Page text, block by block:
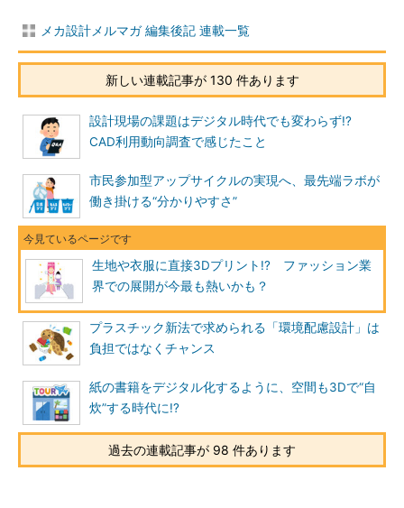
メカ設計メルマガ 編集後記 連載一覧
新しい連載記事が 130 件あります
設計現場の課題はデジタル時代でも変わらず!?
CAD利用動向調査で感じたこと
市民参加型アップサイクルの実現へ、最先端ラボが
働き掛ける“分かりやすさ”
生地や衣服に直接3Dプリント!? ファッション業
界での展開が今最も熱いかも？
プラスチック新法で求められる「環境配慮設計」は
負担ではなくチャンス
紙の書籍をデジタル化するように、空間も3Dで“自
炊”する時代に!?
過去の連載記事が 98 件あります